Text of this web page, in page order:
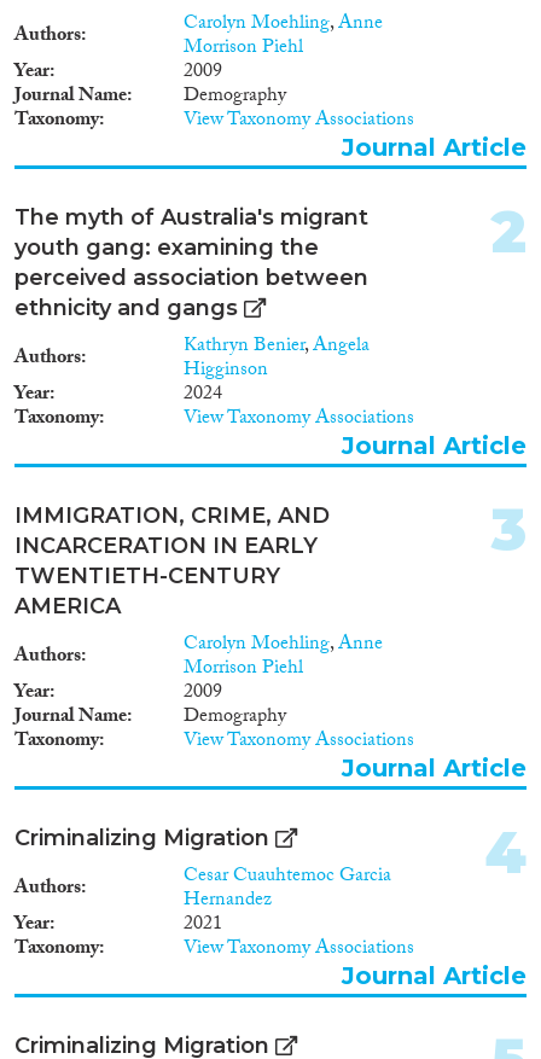
Authors Carolyn Moehling,Anne
Morrison Piehl
Year 2009
Journal Name Demography
Taxonomy View Taxonomy Associations
Journal Article
The myth of Australia's migrant
youth gang: examining the
perceived association between
ethnicity and gangs
Authors Kathryn Benier,Angela
Higginson
Year 2024
Taxonomy View Taxonomy Associations
2
Journal Article
IMMIGRATION, CRIME, AND
INCARCERATION IN EARLY
TWENTIETH-CENTURY
AMERICA
Authors Carolyn Moehling,Anne
Morrison Piehl
Year 2009
Journal Name Demography
Taxonomy View Taxonomy Associations
3
Journal Article
Criminalizing Migration
Authors Cesar Cuauhtemoc Garcia
Hernandez
Year 2021
Taxonomy View Taxonomy Associations
4
Journal Article
Criminalizing Migration
(439)
Book(33)
Book Chapter
(78)
Working Paper(15)
Report(54)
Project(33)
Data Set (4)
Doctoral Dissertation(5)
Policy Brief
Year
2025(4)
2023(49)
2022(35)
2021(42)
2020(39)
2018
2017
2016(48)
2014(14)
2013(13)
2012(22)
2011
2009(14)
2007(3)
2006(8)
Languages
Migration Processes